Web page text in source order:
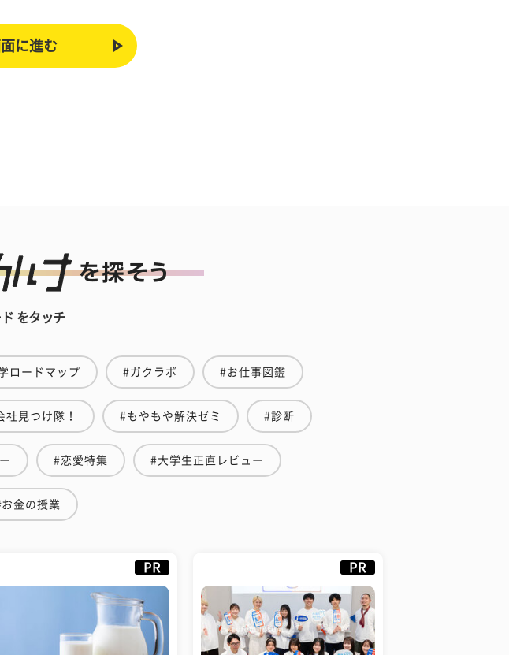
をタッチ
ロードマップ #ガクラボ #お仕事図鑑
社見つけ隊！ #もやもや解決ゼミ #診断
#恋愛特集 #大学生正直レビュー
お金の授業
PR PR